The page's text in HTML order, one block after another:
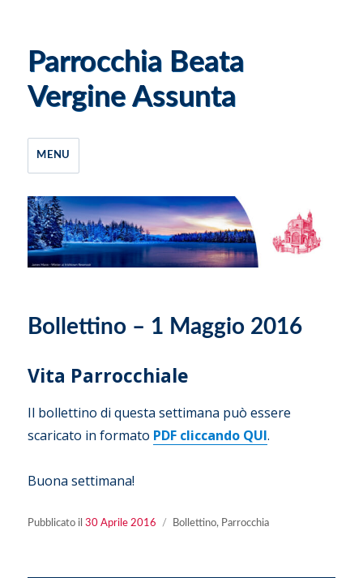
Parrocchia Beata
Vergine Assunta
MENU
Bollettino – 1 Maggio 2016
Vita Parrocchiale
Il bollettino di questa settimana può essere
scaricato in formato PDF cliccando QUI.
Buona settimana!
Pubblicato ilPubblicato
30 Aprile 2016 Categorie
Bollettino, Parrocchia